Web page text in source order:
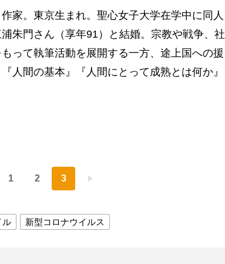
家。東京生まれ。聖心女子大学在学中に同人
朱門さん（享年91）と結婚。宗教や戦争、社
って執筆活動を展開する一方、途上国への援
人間の基本』『人間にとって成熟とは何か』
1 2 3
ル 新型コロナウイルス